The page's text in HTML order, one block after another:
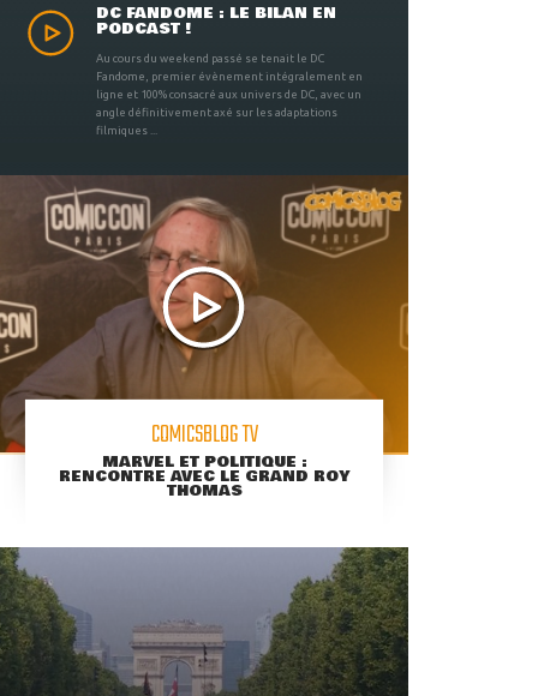
DC FANDOME : LE BILAN EN
PODCAST !
Au cours du weekend passé se tenait le DC
Fandome, premier évènement intégralement en
ligne et 100% consacré aux univers de DC, avec un
angle définitivement axé sur les adaptations
filmiques ...
COMICSBLOG TV
MARVEL ET POLITIQUE :
RENCONTRE AVEC LE GRAND ROY
THOMAS